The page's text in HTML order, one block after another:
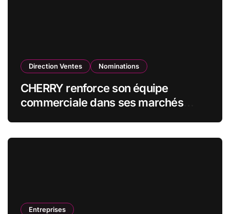
Direction Ventes Nominations
CHERRY renforce son équipe
commerciale dans ses marchés
Entreprises